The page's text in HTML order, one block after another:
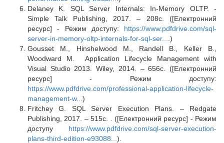
Delaney K. SQL Server Internals: In-Memory OLTP. -
Simple Talk Publishing, 2017. – 208c. ([Електронний
ресурс] - Режим доступу: https://www.pdfdrive.com/sql-
server-in-memory-oltp-internals-for-sql-ser...
.)
Gousset M., Hinshelwood M., Randell B., Keller B.,
Woodward M. Application Lifecycle Management with
Visual Studio 2013. Wiley, 2014. – 656c. ([Електронний
ресурс] - Режим доступу:
https://www.pdfdrive.com/professional-application-lifecycle-
management-w... )
Fritchey G. SQL Server Execution Plans. – Redgate
Publishing, 2017. – 515с. . ([Електронний ресурс] - Режим
доступу https://www.pdfdrive.com/sql-server-execution-
plans-third-edition-e93088... ).